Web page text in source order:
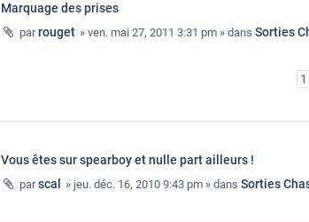
Marquage des prises
parrouget » ven. mai 27, 2011 3:31 pm » dans Sorties
1
Vous êtes sur spearboy et nulle part ailleurs !
parscal » jeu. déc. 16, 2010 9:43 pm » dans Sorties